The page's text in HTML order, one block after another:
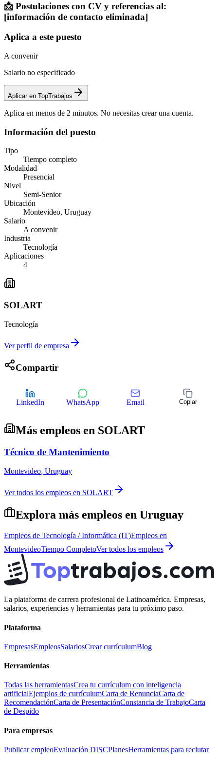
📩 Postulaciones con CV y referencias al:
[información de contacto eliminada]
Aplica a este puesto
A convenir
Salario no especificado
Aplicar en TopTrabajos
Aplica en menos de 2 minutos. No necesitas crear una cuenta.
Información del puesto
Tipo
Tiempo completo
Modalidad
Presencial
Nivel
Semi-Senior
Ubicación
Montevideo, Uruguay
Salario
A convenir
Industria
Tecnología
Aplicaciones
4
SOLART
Tecnología
Ver perfil de empresa
Compartir
LinkedIn WhatsApp Email Copiar
Más empleos en SOLART
Técnico de Mantenimiento
Montevideo, Uruguay
Ver todos los empleos en SOLART
Explora más empleos en Uruguay
Empleos de Tecnología / Informática (IT)Empleos en
MontevideoTiempo CompletoVer todos los empleos
La plataforma de carrera profesional de Latinoamérica. Empresas,
salarios, experiencias y herramientas para tu próximo paso.
Plataforma
EmpresasEmpleosSalariosCrear currículumBlog
Herramientas
Todas las herramientasCrea tu currículum con inteligencia
artificialEjemplos de currículumCarta de RenunciaCarta de
RecomendaciónCarta de PresentaciónConstancia de TrabajoCarta
de Despido
Para empresas
Publicar empleoEvaluación DISCPlanesHerramientas para reclutar